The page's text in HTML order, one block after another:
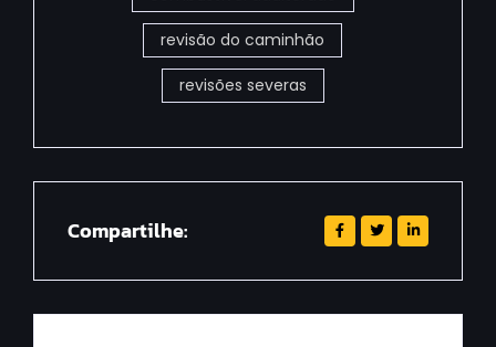
revisão do caminhão
revisões severas
Compartilhe: